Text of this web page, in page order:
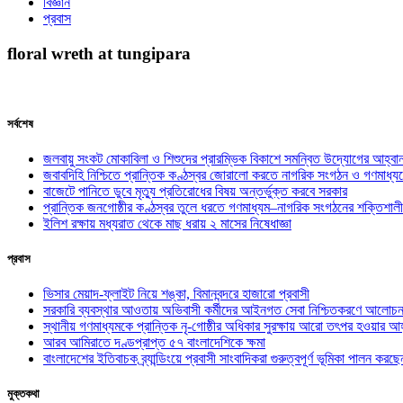
প্রবাস
floral wreth at tungipara
সর্বশেষ
জলবায়ু সংকট মোকাবিলা ও শিশুদের প্রারম্ভিক বিকাশে সমন্বিত উদ্যোগের
জবাবদিহি নিশ্চিতে প্রান্তিক কণ্ঠস্বর জোরালো করতে নাগরিক সংগঠন ও
বাজেটে পানিতে ডুবে মৃত্যু প্রতিরোধের বিষয় অন্তর্ভুক্ত করবে সরকার
প্রান্তিক জনগোষ্ঠীর কণ্ঠস্বর তুলে ধরতে গণমাধ্যম–নাগরিক সংগঠনের
ইলিশ রক্ষায় মধ্যরাত থেকে মাছ ধরায় ২ মাসের নিষেধাজ্ঞা
প্রবাস
ভিসার মেয়াদ-ফ্লাইট নিয়ে শঙ্কা, বিমানবন্দরে হাজারো প্রবাসী
সরকারি ব্যবস্থার আওতায় অভিবাসী কর্মীদের আইনগত সেবা নিশ্চিতকরণে
স্থানীয় গণমাধ্যমকে প্রান্তিক নৃ-গোষ্ঠীর অধিকার সুরক্ষায় আরো তৎপর হওয়ার
আরব আমিরাতে দণ্ডপ্রাপ্ত ৫৭ বাংলাদেশিকে ক্ষমা
বাংলাদেশের ইতিবাচক ব্র্যান্ডিংয়ে প্রবাসী সাংবাদিকরা গুরুত্বপূর্ণ ভূমিকা পালন
মুক্তকথা